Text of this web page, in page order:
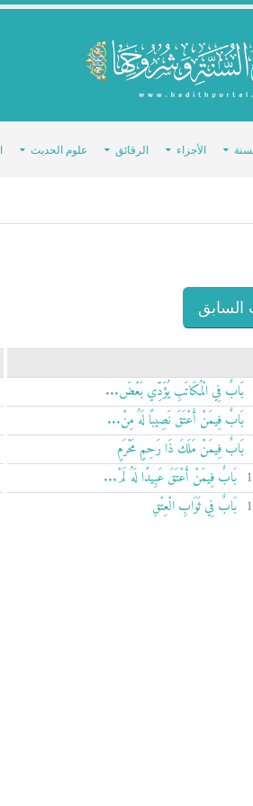
الأجزاء الرقائق علوم الحديث
السابق
بَابٌ فِي الْمُكَاتَبِ يُؤَدِّي بَعْضَ...
بَابٌ فِيمَنْ أَعْتَقَ نَصِيبًا لَهُ مِنْ...
بَابٌ فِيمَنْ مَلَكَ ذَا رَحِمٍ مَحْرَمٍ
بَابٌ فِيمَنْ أَعْتَقَ عَبِيدًا لَهُ لَمْ...
بَابٌ فِي ثَوَابِ الْعِتْقِ